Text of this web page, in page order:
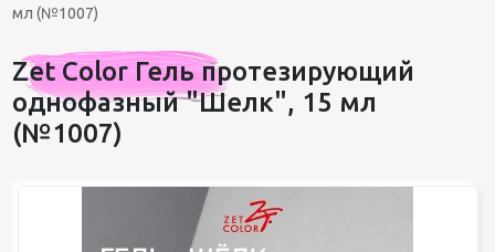
Акции
Избранное
мл (№1007)
Zet Color Гель протезирующий
однофазный "Шелк", 15 мл
(№1007)